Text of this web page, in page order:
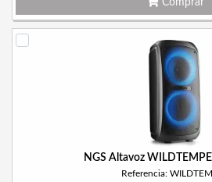
Comprar
NGS Altavoz
Referencia: